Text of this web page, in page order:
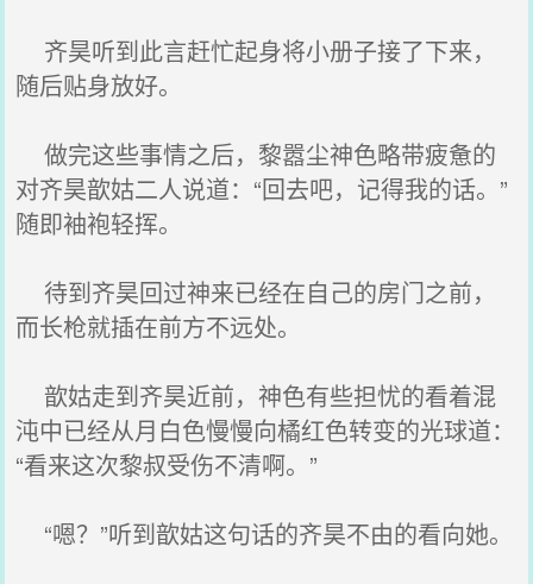
齐昊听到此言赶忙起身将小册子接了下来，
随后贴身放好。
做完这些事情之后，黎嚣尘神色略带疲惫的
对齐昊歆姑二人说道：“回去吧，记得我的话。”
随即袖袍轻挥。
待到齐昊回过神来已经在自己的房门之前，
而长枪就插在前方不远处。
歆姑走到齐昊近前，神色有些担忧的看着混
沌中已经从月白色慢慢向橘红色转变的光球道：
“看来这次黎叔受伤不清啊。”
“嗯？”听到歆姑这句话的齐昊不由的看向她。